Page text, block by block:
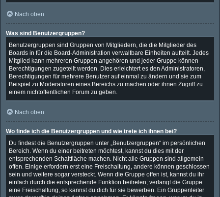
Nach oben
Was sind Benutzergruppen?
Benutzergruppen sind Gruppen von Mitgliedern, die die Mitglieder des
Boards in für die Board-Administration verwaltbare Einheiten aufteilt. Jedes
Mitglied kann mehreren Gruppen angehören und jeder Gruppe können
Berechtigungen zugeteilt werden. Dies erleichtert es den Administratoren,
Berechtigungen für mehrere Benutzer auf einmal zu ändern und sie zum
Beispiel zu Moderatoren eines Bereichs zu machen oder ihnen Zugriff zu
einem nichtöffentlichen Forum zu geben.
Nach oben
Wo finde ich die Benutzergruppen und wie trete ich ihnen bei?
Du findest die Benutzergruppen unter „Benutzergruppen“ im persönlichen
Bereich. Wenn du einer beitreten möchtest, kannst du dies mit der
entsprechenden Schaltfläche machen. Nicht alle Gruppen sind allgemein
offen. Einige erfordern erst eine Freischaltung, andere können geschlossen
sein und weitere sogar versteckt. Wenn die Gruppe offen ist, kannst du ihr
einfach durch die entsprechende Funktion beitreten; verlangt die Gruppe
eine Freischaltung, so kannst du dich für sie bewerben. Ein Gruppenleiter